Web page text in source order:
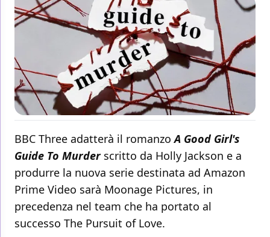
BBC Three adatterà il romanzoA Good Girl's
Guide To Murderscritto da Holly Jackson e a
produrre la nuova serie destinata ad Amazon
Prime Video sarà Moonage Pictures, in
precedenza nel team che ha portato al
successo The Pursuit of Love.